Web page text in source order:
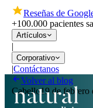
Reseñas de
+100.000 pacientes
Artículos
|
Corporativo
|Contáctanos
Volver al blog
Cabello19 de febrero